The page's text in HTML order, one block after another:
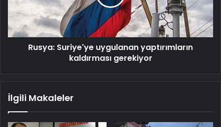
gerekiyor
Rusya: Suriye'ye uygulanan yaptırımların
kaldırması gerekiyor
İlgili Makaleler